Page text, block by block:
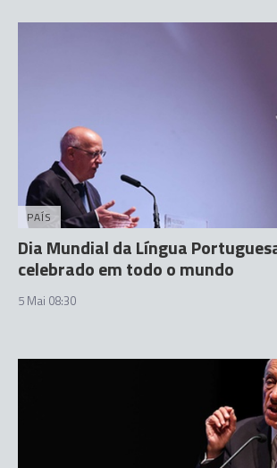
PAÍS
Dia Mundial da Língua
celebrado em todo o mundo
5 Mai 08:30